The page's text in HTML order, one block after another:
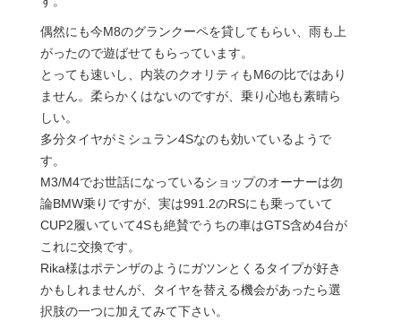
偶然にも今M8のグランクーペを貸してもらい、雨も上
がったので遊ばせてもらっています。
とっても速いし、内装のクオリティもM6の比ではあり
ません。柔らかくはないのですが、乗り心地も素晴ら
しい。
多分タイヤがミシュラン4Sなのも効いているようで
す。
M3/M4でお世話になっているショップのオーナーは勿
論BMW乗りですが、実は991.2のRSにも乗っていて
CUP2履いていて4Sも絶賛でうちの車はGTS含め4台が
これに交換です。
Rika様はポテンザのようにガツンとくるタイプが好き
かもしれませんが、タイヤを替える機会があったら選
択肢の一つに加えてみて下さい。